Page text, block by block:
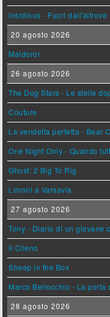
Insidious - Fuori dall'altrove
20 agosto 2026
Maldoror
26 agosto 2026
The Dog Stars - Le stelle
Couture
La vendetta perfetta - Bear
One Night Only - Quando
Ghost: 2 Big To Rig
Limoni a Varsavia
27 agosto 2026
Tony - Diario di un giovane
Il Cileno
Sheep in the Box
Marco Bellocchio - La porta
28 agosto 2026